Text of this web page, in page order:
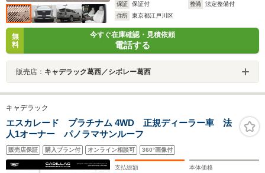
保証
保証付 整備
法定整備付
住所
東京都江戸川区
無
料
今すぐ在庫確認・見積依頼
電話する
販売店： キャデラック葛西／シボレー葛西
キャデラック
エスカレード プラチナム 4WD 正規ディーラー車 法
人1オーナー パノラマサンルーフ
販売店保証 購入プラン付 オンライン相談可 360°画像付
支払総額 本体価格